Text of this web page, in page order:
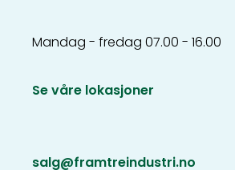
Mandag - fredag 07.00 - 16.00
Se våre lokasjoner
salg@framtreindustri.no